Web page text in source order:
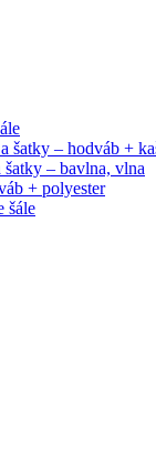
šatky – hodváb +
šatky – bavlna, vlna
+ polyester
šále